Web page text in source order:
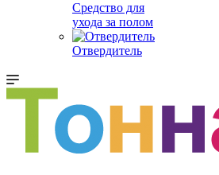
Средство для
ухода за полом
Отвердитель